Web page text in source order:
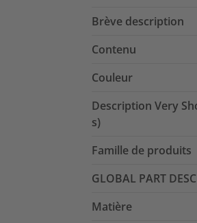
Brève description
Contenu
Couleur
Description Very
s)
Famille de produits
GLOBAL PART
Matière